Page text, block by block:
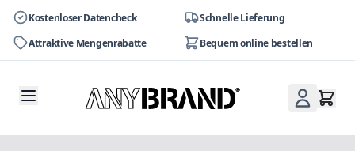
Kostenloser Datencheck
Schnelle Lieferung
Attraktive Mengenrabatte
Bequem online bestellen